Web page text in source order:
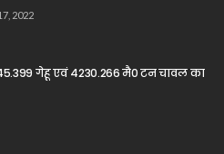
2022
गेहू एवं 4230.266 मै0 टन चावल का